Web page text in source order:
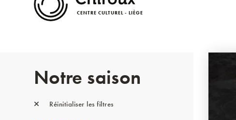
CENTRE CULTUREL - LIÈGE
Notre saison
Réinitialiser les filtres